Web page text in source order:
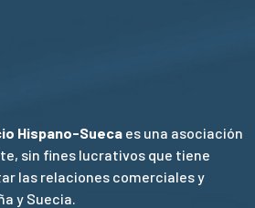
Hispano-Sueca es una asociación
sin fines lucrativos que tiene
las relaciones comerciales y
y Suecia.